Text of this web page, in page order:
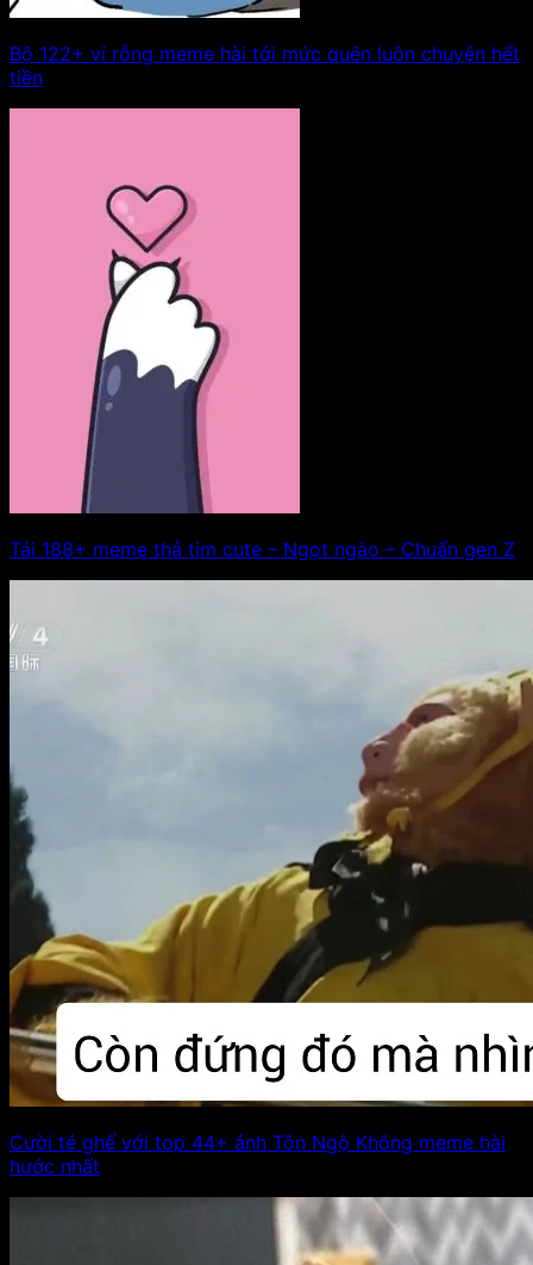
Bộ 122+ ví rỗng meme hài tới mức quên luôn chuyện hết
tiền
Tải 188+ meme thả tim cute – Ngọt ngào – Chuẩn gen Z
Cười té ghế với top 44+ ảnh Tôn Ngộ Không meme hài
hước nhất